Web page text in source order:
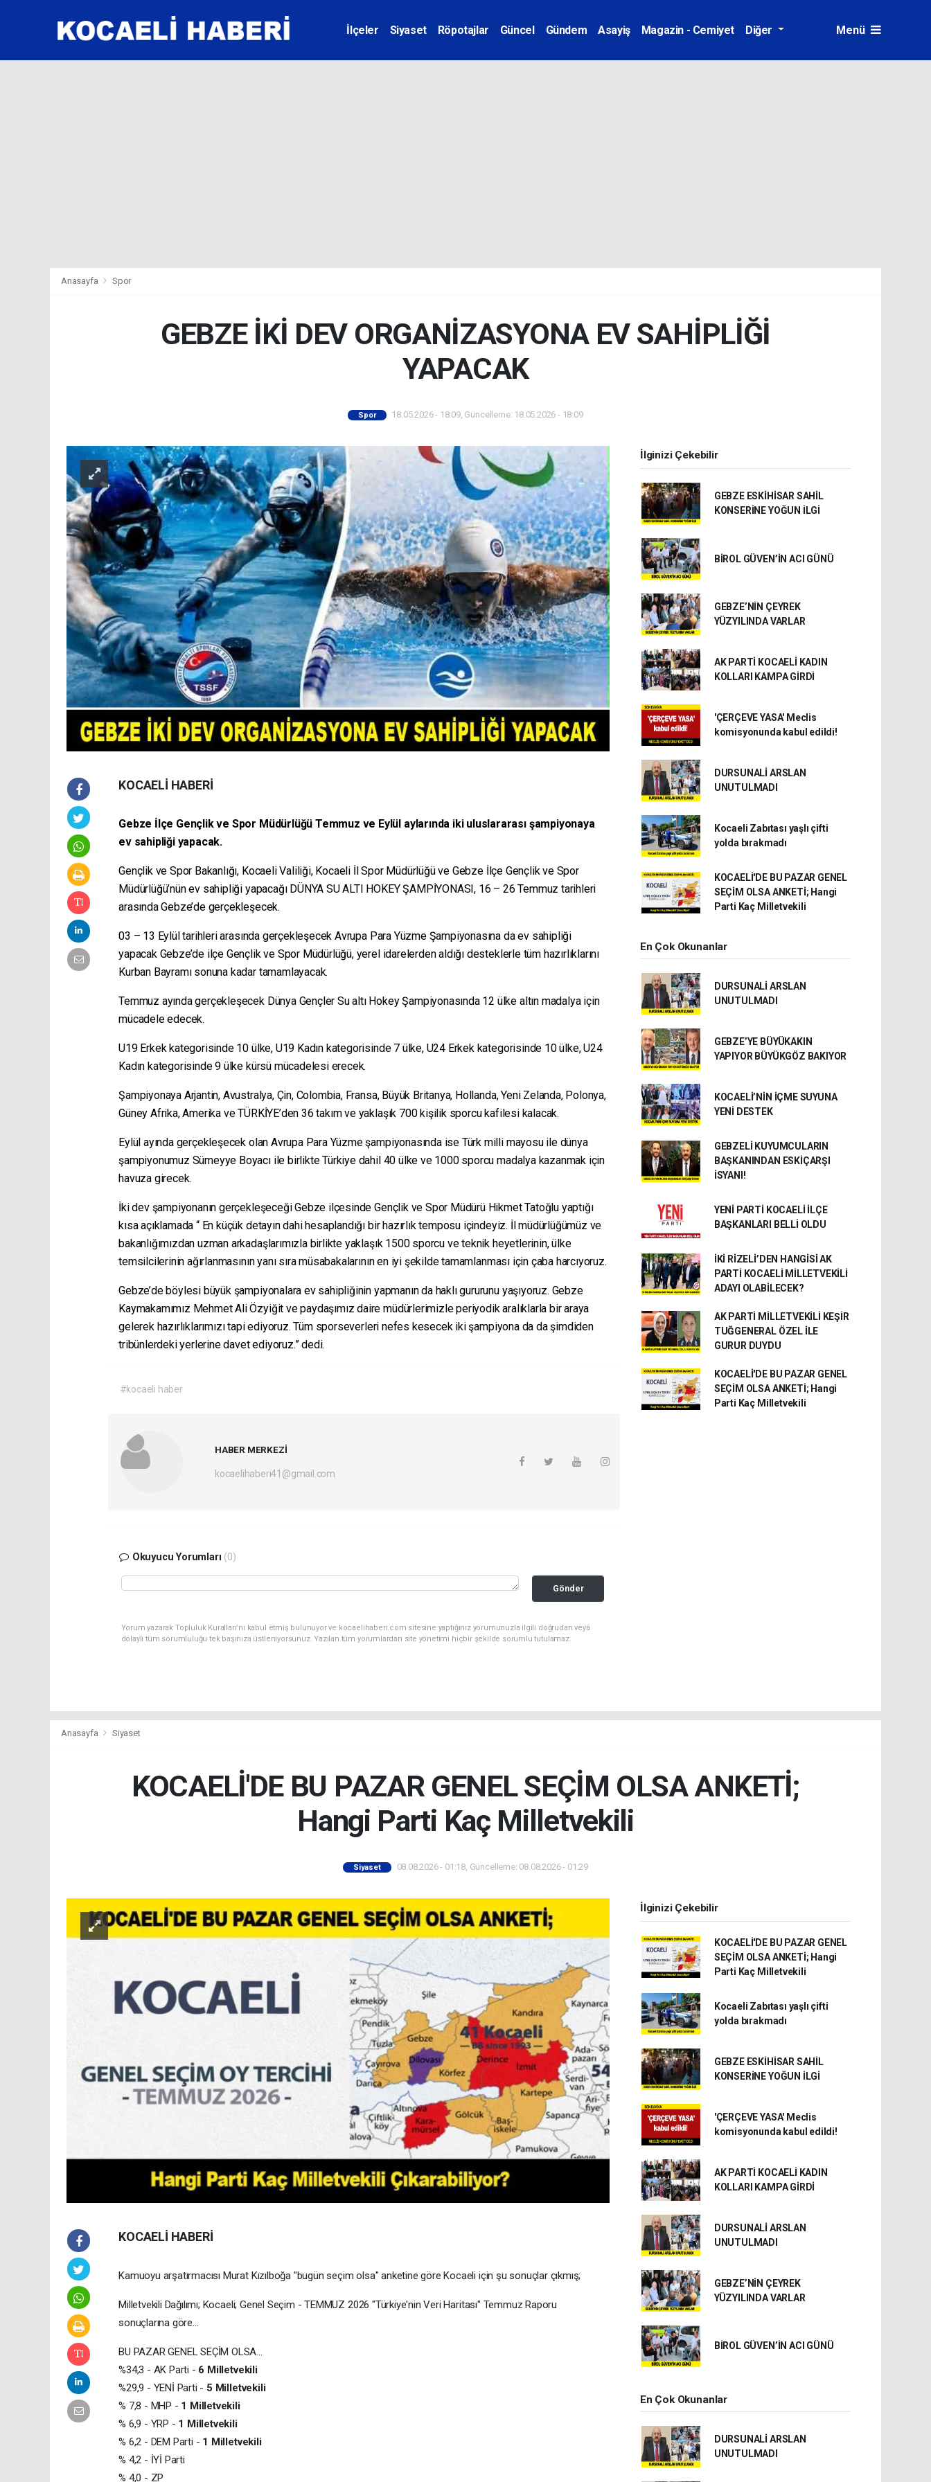
İlçeler Siyaset Röpotajlar Güncel Gündem Asayiş Magazin - Cemiyet Diğer Menü
Anasayfa Spor
GEBZE İKİ DEV ORGANİZASYONA EV SAHİPLİĞİ
YAPACAK
Spor 18.05.2026 - 18:09, Güncelleme: 18.05.2026 - 18:09
KOCAELİ HABERİ
Gebze İlçe Gençlik ve Spor Müdürlüğü Temmuz ve Eylül aylarında iki uluslararası şampiyonaya
ev sahipliği yapacak.
Gençlik ve Spor Bakanlığı, Kocaeli Valiliği, Kocaeli İl Spor Müdürlüğü ve Gebze İlçe Gençlik ve Spor
Müdürlüğü’nün ev sahipliği yapacağı DÜNYA SU ALTI HOKEY ŞAMPİYONASI, 16 – 26 Temmuz tarihleri
arasında Gebze’de gerçekleşecek.
03 – 13 Eylül tarihleri arasında gerçekleşecek Avrupa Para Yüzme Şampiyonasına da ev sahipliği
yapacak Gebze’de ilçe Gençlik ve Spor Müdürlüğü, yerel idarelerden aldığı desteklerle tüm hazırlıklarını
Kurban Bayramı sonuna kadar tamamlayacak.
Temmuz ayında gerçekleşecek Dünya Gençler Su altı Hokey Şampiyonasında 12 ülke altın madalya için
mücadele edecek.
U19 Erkek kategorisinde 10 ülke, U19 Kadın kategorisinde 7 ülke, U24 Erkek kategorisinde 10 ülke, U24
Kadın kategorisinde 9 ülke kürsü mücadelesi erecek.
Şampiyonaya Arjantin, Avustralya, Çin, Colombia, Fransa, Büyük Britanya, Hollanda, Yeni Zelanda, Polonya,
Güney Afrika, Amerika ve TÜRKİYE’den 36 takım ve yaklaşık 700 kişilik sporcu kafilesi kalacak.
Eylül ayında gerçekleşecek olan Avrupa Para Yüzme şampiyonasında ise Türk milli mayosu ile dünya
şampiyonumuz Sümeyye Boyacı ile birlikte Türkiye dahil 40 ülke ve 1000 sporcu madalya kazanmak için
havuza girecek.
İki dev şampiyonanın gerçekleşeceği Gebze ilçesinde Gençlik ve Spor Müdürü Hikmet Tatoğlu yaptığı
kısa açıklamada “ En küçük detayın dahi hesaplandığı bir hazırlık temposu içindeyiz. İl müdürlüğümüz ve
bakanlığımızdan uzman arkadaşlarımızla birlikte yaklaşık 1500 sporcu ve teknik heyetlerinin, ülke
temsilcilerinin ağırlanmasının yanı sıra müsabakalarının en iyi şekilde tamamlanması için çaba harcıyoruz.
Gebze’de böylesi büyük şampiyonalara ev sahipliğinin yapmanın da haklı gururunu yaşıyoruz. Gebze
Kaymakamımız Mehmet Ali Özyiğit ve paydaşımız daire müdürlerimizle periyodik aralıklarla bir araya
gelerek hazırlıklarımızı tapi ediyoruz. Tüm sporseverleri nefes kesecek iki şampiyona da da şimdiden
tribünlerdeki yerlerine davet ediyoruz.” dedi.
#kocaeli haber
HABER MERKEZİ
kocaelihaberi41@gmail.com
Okuyucu Yorumları (0)
Gönder
Yorum yazarak Topluluk Kuralları’nı kabul etmiş bulunuyor ve kocaelihaberi.com sitesine yaptığınız yorumunuzla ilgili doğrudan veya
dolaylı tüm sorumluluğu tek başınıza üstleniyorsunuz. Yazılan tüm yorumlardan site yönetimi hiçbir şekilde sorumlu tutulamaz.
İlginizi Çekebilir
GEBZE ESKİHİSAR SAHİL
KONSERİNE YOĞUN İLGİ
BİROL GÜVEN’İN ACI GÜNÜ
GEBZE’NİN ÇEYREK
YÜZYILINDA VARLAR
AK PARTİ KOCAELİ KADIN
KOLLARI KAMPA GİRDİ
'ÇERÇEVE YASA' Meclis
komisyonunda kabul edildi!
DURSUNALİ ARSLAN
UNUTULMADI
Kocaeli Zabıtası yaşlı çifti
yolda bırakmadı
KOCAELİ'DE BU PAZAR GENEL
SEÇİM OLSA ANKETİ; Hangi
Parti Kaç Milletvekili
En Çok Okunanlar
DURSUNALİ ARSLAN
UNUTULMADI
GEBZE’YE BÜYÜKAKIN
YAPIYOR BÜYÜKGÖZ BAKIYOR
KOCAELİ’NİN İÇME SUYUNA
YENİ DESTEK
GEBZELİ KUYUMCULARIN
BAŞKANINDAN ESKİÇARŞI
İSYANI!
YENİ PARTİ KOCAELİ İLÇE
BAŞKANLARI BELLİ OLDU
İKİ RİZELİ’DEN HANGİSİ AK
PARTİ KOCAELİ MİLLETVEKİLİ
ADAYI OLABİLECEK?
AK PARTİ MİLLETVEKİLİ KEŞİR
TUĞGENERAL ÖZEL İLE
GURUR DUYDU
KOCAELİ'DE BU PAZAR GENEL
SEÇİM OLSA ANKETİ; Hangi
Parti Kaç Milletvekili
Anasayfa Siyaset
KOCAELİ'DE BU PAZAR GENEL SEÇİM OLSA ANKETİ;
Hangi Parti Kaç Milletvekili
Siyaset 08.08.2026 - 01:18, Güncelleme: 08.08.2026 - 01:29
KOCAELİ HABERİ
Kamuoyu arşatırmacısı Murat Kızılboğa "bugün seçim olsa" anketine göre Kocaeli için şu sonuçlar çıkmış;
Milletvekili Dağılımı; Kocaeli; Genel Seçim - TEMMUZ 2026 "Türkiye'nin Veri Haritası" Temmuz Raporu
sonuçlarına göre...
BU PAZAR GENEL SEÇİM OLSA...
%34,3 - AK Parti - 6 Milletvekili
%29,9 - YENİ Parti - 5 Milletvekili
% 7,8 - MHP - 1 Milletvekili
% 6,9 - YRP - 1 Milletvekili
% 6,2 - DEM Parti - 1 Milletvekili
% 4,2 - İYİ Parti
% 4,0 - ZP
İlginizi Çekebilir
KOCAELİ'DE BU PAZAR GENEL
SEÇİM OLSA ANKETİ; Hangi
Parti Kaç Milletvekili
Kocaeli Zabıtası yaşlı çifti
yolda bırakmadı
GEBZE ESKİHİSAR SAHİL
KONSERİNE YOĞUN İLGİ
'ÇERÇEVE YASA' Meclis
komisyonunda kabul edildi!
AK PARTİ KOCAELİ KADIN
KOLLARI KAMPA GİRDİ
DURSUNALİ ARSLAN
UNUTULMADI
GEBZE’NİN ÇEYREK
YÜZYILINDA VARLAR
BİROL GÜVEN’İN ACI GÜNÜ
En Çok Okunanlar
DURSUNALİ ARSLAN
UNUTULMADI